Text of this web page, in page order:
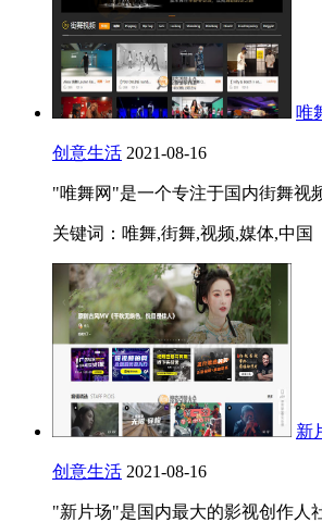
唯
创意生活 2021-08-16
"唯舞网"是一个专注于国内街舞视
关键词：唯舞,街舞,视频,媒体,中国
新
创意生活 2021-08-16
"新片场"是国内最大的影视创作人